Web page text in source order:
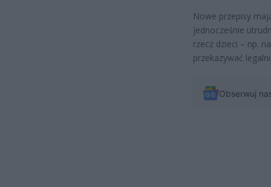
Nowe przepisy
jednocześnie
rzecz dzieci – np.
przekazywać
Obserwuj